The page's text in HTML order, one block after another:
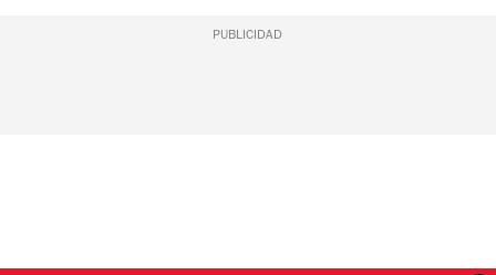
PUBLICIDAD